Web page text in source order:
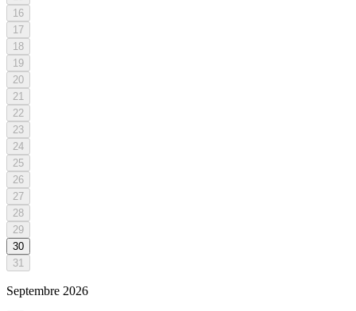
16
17
18
19
20
21
22
23
24
25
26
27
28
29
30
31
Septembre 2026